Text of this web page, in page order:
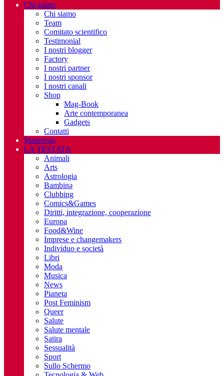
Chi siamo
Chi siamo
Team
Comitato scientifico
Testimonial
I nostri blogger
Factory
I nostri partner
I nostri sponsor
I nostri canali
Shop
Mag-Book
Arte contemporanea
Gadgets
Contatti
Manifesto
LA TESTATA
Animali
Arts
Astrologia
Bambinə
Clubbing
Comics&Games
Diritti, integrazione, cooperazione
Europa
Food&Wine
Imprese e changemakers
Individuo e società
Libri
Moda
Musica
News
Pianeta
Post Feminism
Queer
Salute
Salute mentale
Satira
Sessualità
Sport
Sullo Schermo